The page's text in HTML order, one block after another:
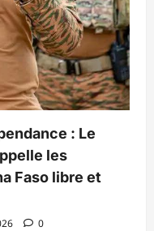
: Le
les
Faso libre et
0